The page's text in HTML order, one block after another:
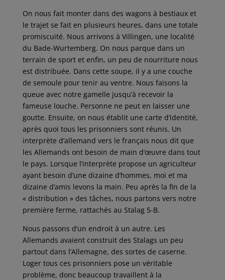
On nous fait monter dans des wagons à bestiaux et
le trajet se fait en plusieurs heures, dans une totale
promiscuité. Nous arrivons à Villingen, une localité
du Bade-Wurtemberg. On nous parque dans un
terrain de sport et enfin, un peu de nourriture nous
est distribuée. Dans cette soupe, il y a une couche
de semoule pour tenir au ventre. Nous faisons la
queue avec notre gamelle jusqu’à recevoir la
fameuse louche. Personne ne peut en laisser une
goutte. Ensuite, on nous établit une carte d’identité,
après quoi tous les prisonniers sont réunis. Un
interprète d’allemand vers le français nous dit que
les Allemands ont besoin de main d’œuvre dans tout
le pays. Lorsque l’interprète propose un agriculteur
ayant besoin d’une dizaine d’hommes, moi et ma
dizaine d’amis levons la main. Peu après la fin de la
« distribution » des tâches, nous partons vers notre
première ferme, rattachés au Stalag 5-B.
Nous passons d’un endroit à un autre. Les
Allemands avaient construit des Stalags un peu
partout dans l’Allemagne, des sortes de caserne.
Loger tous ces prisonniers pose un véritable
problème, donc beaucoup travaillent à la